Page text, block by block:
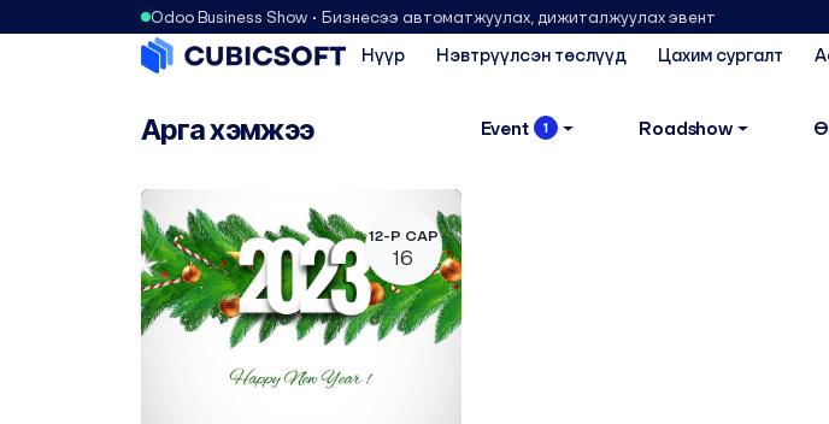
Odoo Business Show • Бизнесээ автоматжуулах, дижиталжуулах эвент
Нүүр Нэвтрүүлсэн төслүүд Цахим сургалт
Арга хэмжээ Event 1 Roadshow
12-Р САР
16